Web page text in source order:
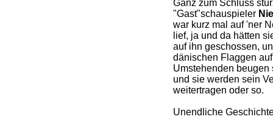
Ganz zum Schluss
"Gast"schauspieler
war kurz mal auf 'ner
lief, ja und da hätten
auf ihn geschossen,
dänischen Flaggen
Umstehenden
und sie werden sein
weitertragen oder so.
Unendliche